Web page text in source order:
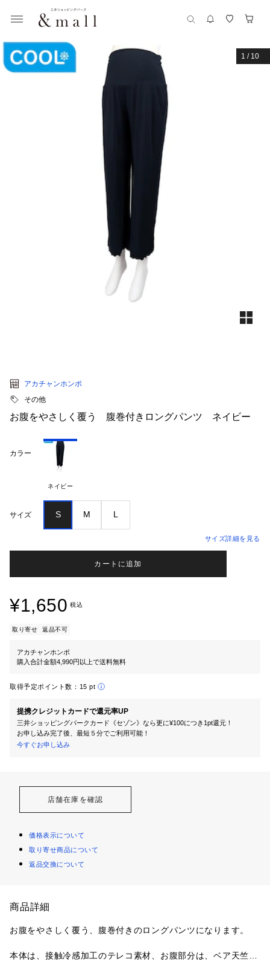
1 / 10
アカチャンホンポ
その他
お腹をやさしく覆う 腹巻付きロングパンツ ネイビー
カラー
ネイビー
サイズ S M L
サイズ詳細を見る
カートに追加
¥1,650 税込
取り寄せ 返品不可
アカチャンホンポ
購入合計金額4,990円以上で送料無料
取得予定ポイント数： 15 pt
提携クレジットカードで還元率UP
三井ショッピングパークカード《セゾン》なら更に¥100につき1pt還元！
お申し込み完了後、最短５分でご利用可能！
今すぐお申し込み
店舗在庫を確認
価格表示について
取り寄せ商品について
返品交換について
商品詳細
お腹をやさしく覆う、腹巻付きのロングパンツになります。
本体は、接触冷感加工のテレコ素材、お腹部分は、ベア天竺素